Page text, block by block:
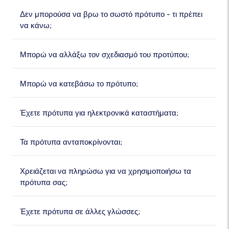
Δεν μπορούσα να βρω το σωστό πρότυπο - τι πρέπει
να κάνω;
Μπορώ να αλλάξω τον σχεδιασμό του προτύπου;
Μπορώ να κατεβάσω το πρότυπο;
Έχετε πρότυπα για ηλεκτρονικά καταστήματα;
Τα πρότυπα ανταποκρίνονται;
Χρειάζεται να πληρώσω για να χρησιμοποιήσω τα
πρότυπα σας;
Έχετε πρότυπα σε άλλες γλώσσες;